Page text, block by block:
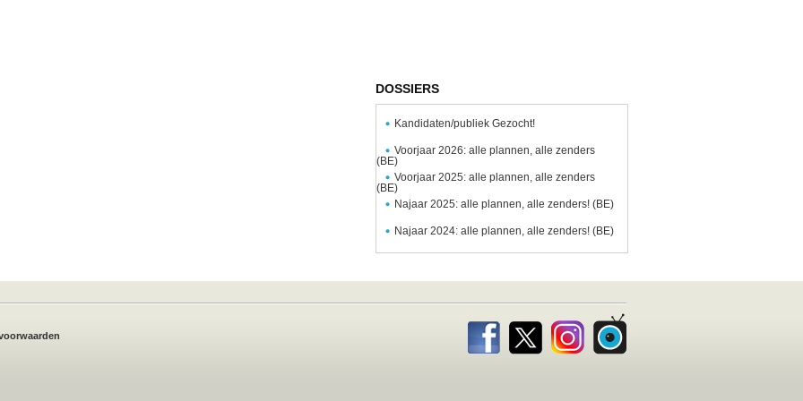
DOSSIERS
Kandidaten/publiek Gezocht!
Voorjaar 2026: alle plannen, alle zenders
(BE)
Voorjaar 2025: alle plannen, alle zenders
(BE)
Najaar 2025: alle plannen, alle zenders! (BE)
Najaar 2024: alle plannen, alle zenders! (BE)